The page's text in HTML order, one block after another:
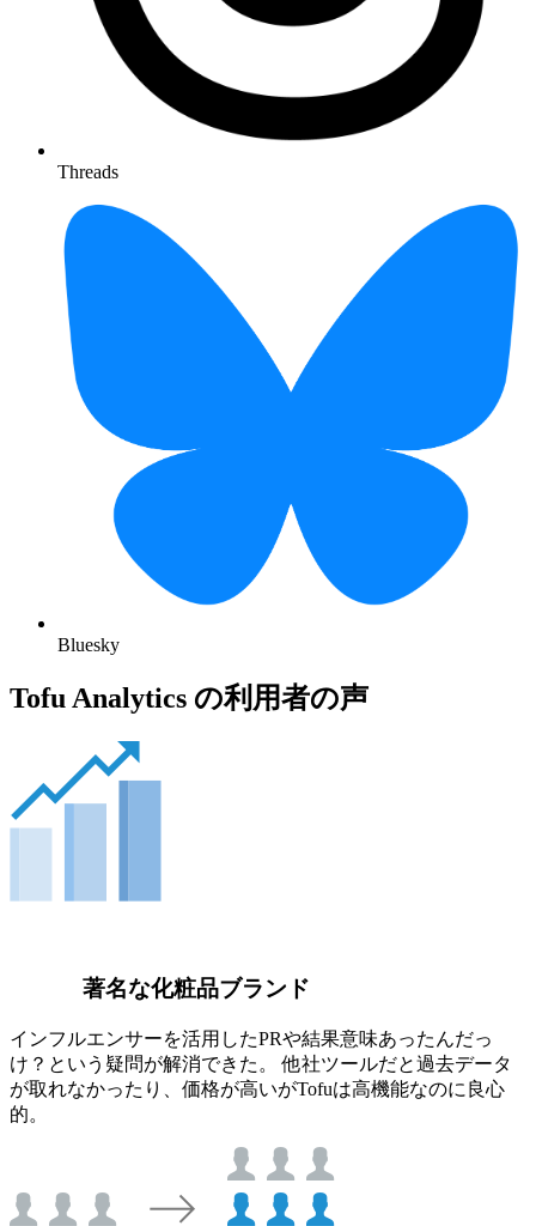
Threads
Bluesky
Tofu Analytics の利用者の声
著名な化粧品ブランド
インフルエンサーを活用したPRや結果意味あったんだっ
け？という疑問が解消できた。 他社ツールだと過去データ
が取れなかったり、価格が高いがTofuは高機能なのに良心
的。